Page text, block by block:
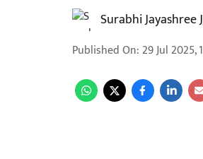
Surabhi Jayashree
Published On: 29 Jul 2025,